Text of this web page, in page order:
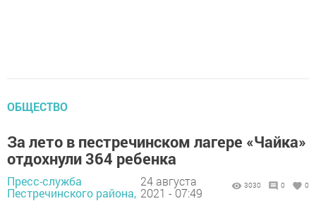
ОБЩЕСТВО
За лето в пестречинском лагере «Чайка»
отдохнули 364 ребенка
Пресс-служба
Пестречинского района,
24 августа
2021 - 07:49
3030 0 0